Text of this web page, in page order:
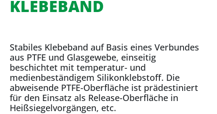
KLEBEBAND
Stabiles Klebeband auf Basis eines Verbundes
aus PTFE und Glasgewebe, einseitig
beschichtet mit temperatur- und
medienbeständigem Silikonklebstoff. Die
abweisende PTFE-Oberfläche ist prädestiniert
für den Einsatz als Release-Oberfläche in
Heißsiegelvorgängen, etc.